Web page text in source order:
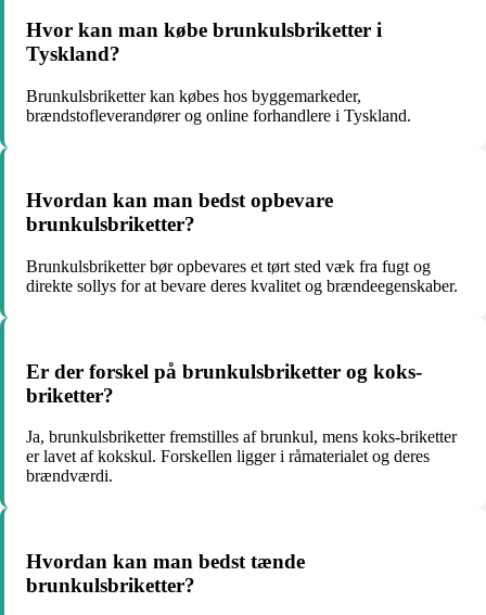
Hvor kan man købe brunkulsbriketter i
Tyskland?
Brunkulsbriketter kan købes hos byggemarkeder,
brændstofleverandører og online forhandlere i Tyskland.
Hvordan kan man bedst opbevare
brunkulsbriketter?
Brunkulsbriketter bør opbevares et tørt sted væk fra fugt og
direkte sollys for at bevare deres kvalitet og brændeegenskaber.
Er der forskel på brunkulsbriketter og koks-
briketter?
Ja, brunkulsbriketter fremstilles af brunkul, mens koks-briketter
er lavet af kokskul. Forskellen ligger i råmaterialet og deres
brændværdi.
Hvordan kan man bedst tænde
brunkulsbriketter?